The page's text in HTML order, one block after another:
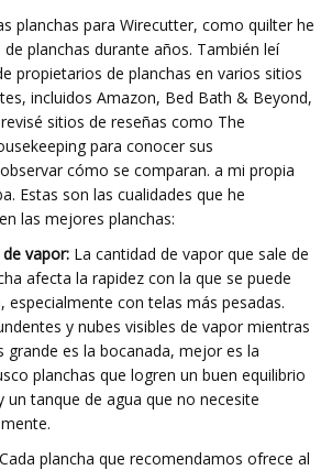
planchas para Wirecutter, como quilter he
planchas durante años. También leí
propietarios de planchas en varios sitios
incluidos Amazon, Bed Bath & Beyond,
sitios de reseñas como The
para conocer sus
cómo se comparan. a mi propia
Estas son las cualidades que he
las mejores planchas:
vapor: La cantidad de vapor que sale de
afecta la rapidez con la que se puede
especialmente con telas más pesadas.
y nubes visibles de vapor mientras
grande es la bocanada, mejor es la
planchas que logren un buen equilibrio
tanque de agua que no necesite
Cada plancha que recomendamos ofrece al